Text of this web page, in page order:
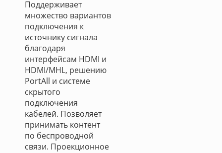
Поддерживает
множество вариантов
подключения к
источнику сигнала
благодаря
интерфейсам HDMI и
HDMI/MHL, решению
PortAll и системе
скрытого
подключения
кабелей. Позволяет
принимать контент
по беспроводной
связи. Проекционное